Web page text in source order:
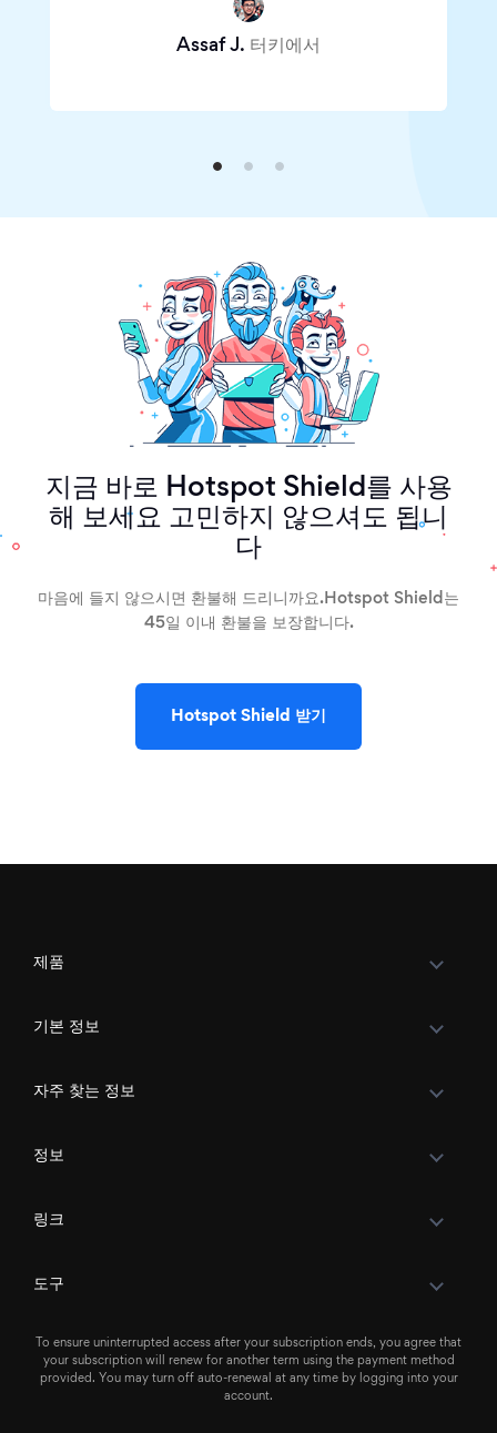
Assaf J. 터키에서
지금 바로 Hotspot Shield를 사용
해 보세요 고민하지 않으셔도 됩니
다
마음에 들지 않으시면 환불해 드리니까요. Hotspot Shield는
45일 이내 환불을 보장합니다.
Hotspot Shield 받기
제품
기본 정보
자주 찾는 정보
정보
링크
도구
To ensure uninterrupted access after your subscription ends, you agree that
your subscription will renew for another term using the payment method
provided. You may turn off auto-renewal at any time by logging into your
account.